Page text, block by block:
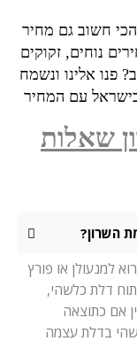
גם מחיר
זקוקים
אלינו ונשמח
עם המחיר
או פורץ
כלשהי,
עצמה